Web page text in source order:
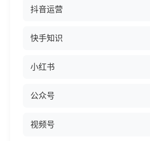
抖音运营
快手知识
小红书
公众号
视频号